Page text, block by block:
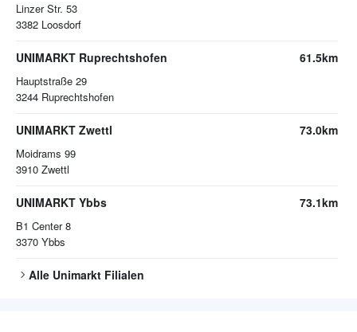
Linzer Str. 53
3382 Loosdorf
UNIMARKT Ruprechtshofen
Hauptstraße 29
3244 Ruprechtshofen
61.5km
UNIMARKT Zwettl
Moidrams 99
3910 Zwettl
73.0km
UNIMARKT Ybbs
B1 Center 8
3370 Ybbs
73.1km
Alle Unimarkt Filialen